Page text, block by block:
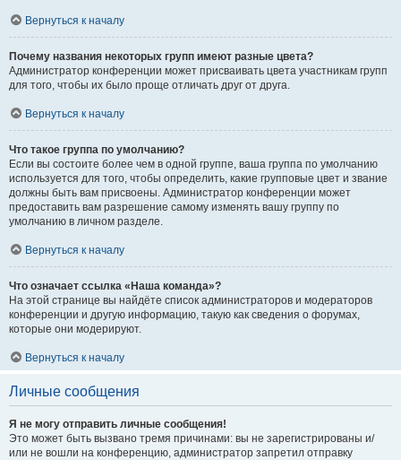
Вернуться к началу
Почему названия некоторых групп имеют разные цвета?
Администратор конференции может присваивать цвета участникам групп
для того, чтобы их было проще отличать друг от друга.
Вернуться к началу
Что такое группа по умолчанию?
Если вы состоите более чем в одной группе, ваша группа по умолчанию
используется для того, чтобы определить, какие групповые цвет и звание
должны быть вам присвоены. Администратор конференции может
предоставить вам разрешение самому изменять вашу группу по
умолчанию в личном разделе.
Вернуться к началу
Что означает ссылка «Наша команда»?
На этой странице вы найдёте список администраторов и модераторов
конференции и другую информацию, такую как сведения о форумах,
которые они модерируют.
Вернуться к началу
Личные сообщения
Я не могу отправить личные сообщения!
Это может быть вызвано тремя причинами: вы не зарегистрированы и/
или не вошли на конференцию, администратор запретил отправку